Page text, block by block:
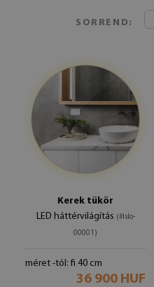
SORREND:
Kerek tükör
LED háttérvilágítás (#lslo-
00001)
méret -tól: fi 40 cm
36 900 HUF